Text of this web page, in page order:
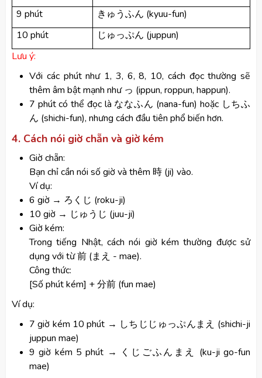
9 phút
きゅうふん (kyuu-fun)
10 phút
じゅっぷん (juppun)
Lưu ý:
Với các phút như 1, 3, 6, 8, 10, cách đọc thường sẽ
thêm âm bật mạnh như っ (ippun, roppun, happun).
7 phút có thể đọc là ななふん (nana-fun) hoặc しちふ
ん (shichi-fun), nhưng cách đầu tiên phổ biến hơn.
4. Cách nói giờ chẵn và giờ kém
Giờ chẵn:
Bạn chỉ cần nói số giờ và thêm 時 (ji) vào.
Ví dụ:
6 giờ → ろくじ (roku-ji)
10 giờ → じゅうじ (juu-ji)
Giờ kém:
Trong tiếng Nhật, cách nói giờ kém thường được sử
dụng với từ 前 (まえ - mae).
Công thức:
[Số phút kém] + 分前 (fun mae)
Ví dụ:
7 giờ kém 10 phút → しちじじゅっぷんまえ (shichi-ji
juppun mae)
9 giờ kém 5 phút → くじごふんまえ (ku-ji go-fun
mae)